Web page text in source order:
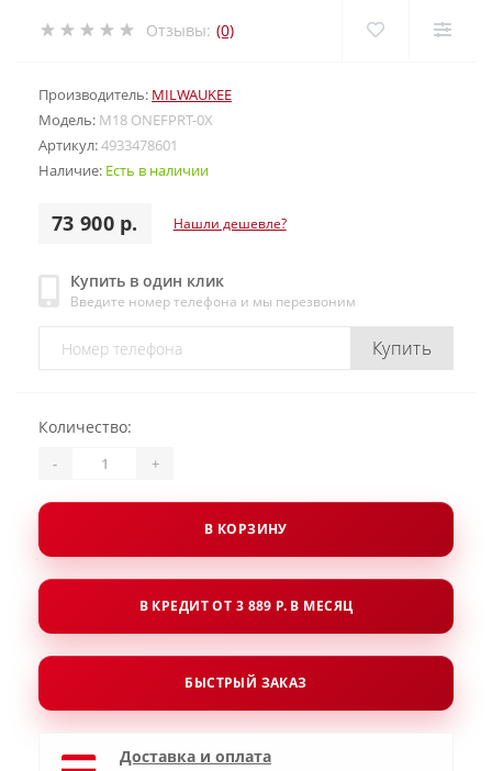
Отзывы: (0)
Производитель: MILWAUKEE
Модель: M18 ONEFPRT-0X
Артикул:4933478601
Наличие: Есть в наличии
73 900 р. Нашли дешевле?
Купить в один клик
Введите номер телефона и мы перезвоним
Купить
Количество:
- +
В КОРЗИНУ
В КРЕДИТ ОТ 3 889 Р. В МЕСЯЦ
БЫСТРЫЙ ЗАКАЗ
Доставка и оплата